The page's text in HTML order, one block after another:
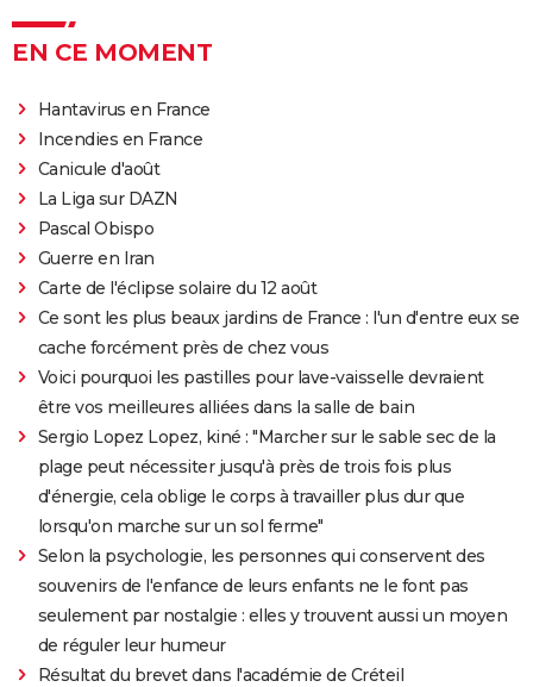
EN CE MOMENT
Hantavirus en France
Incendies en France
Canicule d'août
La Liga sur DAZN
Pascal Obispo
Guerre en Iran
Carte de l'éclipse solaire du 12 août
Ce sont les plus beaux jardins de France : l'un d'entre eux se
cache forcément près de chez vous
Voici pourquoi les pastilles pour lave-vaisselle devraient
être vos meilleures alliées dans la salle de bain
Sergio Lopez Lopez, kiné : "Marcher sur le sable sec de la
plage peut nécessiter jusqu'à près de trois fois plus
d'énergie, cela oblige le corps à travailler plus dur que
lorsqu'on marche sur un sol ferme"
Selon la psychologie, les personnes qui conservent des
souvenirs de l'enfance de leurs enfants ne le font pas
seulement par nostalgie : elles y trouvent aussi un moyen
de réguler leur humeur
Résultat du brevet dans l'académie de Créteil